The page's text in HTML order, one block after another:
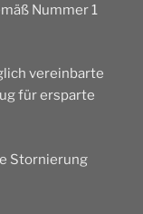
Nummer 1
vereinbarte
für ersparte
Stornierung